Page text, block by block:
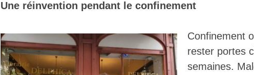
Une réinvention pendant le confinement
Confinement
rester portes
semaines.